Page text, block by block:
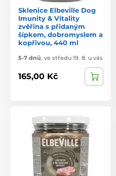
Sklenice Elbeville Dog
Imunity & Vitality
zvěřina s přidaným
šípkem, dobromyslem a
kopřivou, 440 ml
5-7 dnů, ve středu 19. 8. u vás
165,00 Kč